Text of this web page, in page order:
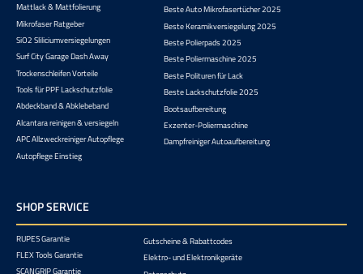
Mattlack & Mattfolierung
Mikrofaser Ratgeber
SiO2 Sliliciumversiegelungen
Surf City Garage Dash Away
Trockenschleifen Vorteile
Tools für PPF Lackschutzfolie
Abdeckband & Abklebeband
Alcantara reinigen & versiegeln
APC Allzweckreiniger Autopflege
Autopflege Einstieg
Beste Auto Mikrofasertücher 2025
Beste Keramikversiegelung 2025
Beste Polierpads 2025
Beste Poliermaschine 2025
Beste Polituren für Lack
Beste Lackschutzfolie 2025
Bootsaufbereitung
Exzenter-Poliermaschine
Dampfreiniger Autoaufbereitung
SHOP SERVICE
RUPES Garantie
FLEX Tools Garantie
SCANGRIP Garantie
Gutscheine & Rabattcodes
Elektro- und Elektronikgeräte